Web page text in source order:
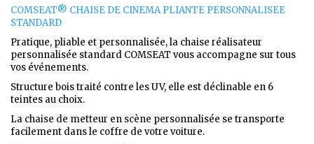
COMSEAT® CHAISE DE CINEMA PLIANTE PERSONNALISEE
STANDARD
Pratique, pliable et personnalisée, la chaise réalisateur
personnalisée standard COMSEAT vous accompagne sur tous
vos événements.
Structure bois traité contre les UV, elle est déclinable en 6
teintes au choix.
La chaise de metteur en scène personnalisée se transporte
facilement dans le coffre de votre voiture.